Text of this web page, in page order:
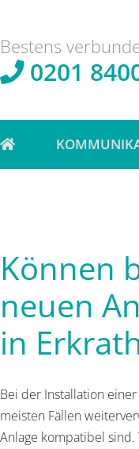
Bestens
0201
Können
neuen
in
Bei der Installation
meisten Fällen
Anlage kompatibel